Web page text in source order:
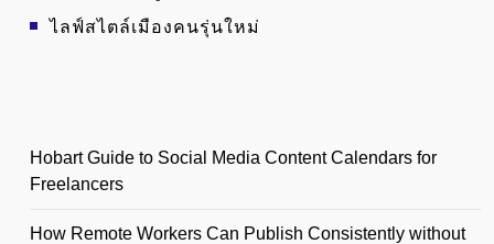
ไลฟ์สไตล์เมืองคนรุ่นใหม่
Hobart Guide to Social Media Content Calendars for
Freelancers
How Remote Workers Can Publish Consistently without